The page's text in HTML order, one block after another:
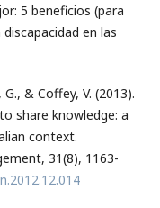
5 beneficios (para
en las
& Coffey, V. (2013).
share knowledge: a
context.
31(8), 1163-